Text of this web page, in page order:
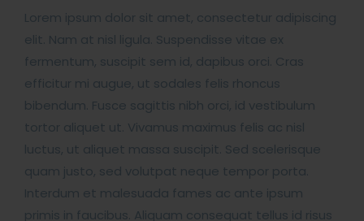
Lorem ipsum dolor sit amet, consectetur adipiscing
elit. Nam at nisl ligula. Suspendisse vitae ex
fermentum, suscipit sem id, dapibus orci. Cras
efficitur mi augue, ut sodales felis rhoncus
bibendum. Fusce sagittis nibh orci, id vestibulum
tortor aliquet ut. Vivamus maximus felis ac nisl
luctus, ut aliquet massa suscipit. Sed scelerisque
quam justo, sed volutpat neque tempor porta.
Interdum et malesuada fames ac ante ipsum
primis in faucibus. Aliquam consequat tellus id risus